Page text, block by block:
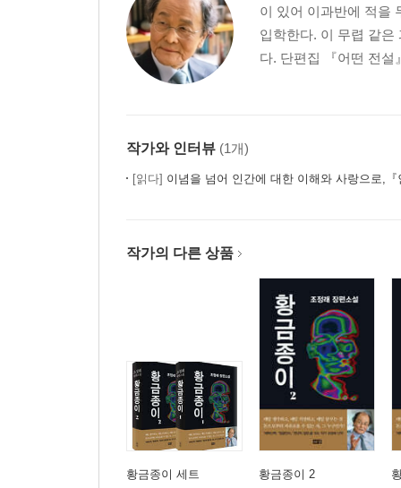
이 있어 이과반에 적을
입학한다. 이 무렵 같은
다. 단편집 『어떤 전설
작가와 인터뷰 (1개)
[읽다] 이념을 넘어 인간에 대한 이해와 사랑으로,『인
작가의 다른 상품
황금종이 세트 황금종이 2